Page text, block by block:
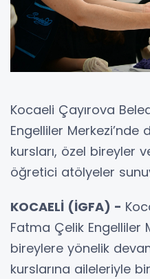
Kocaeli Çayırova
Engelliler Merkezi’nde
kursları, özel bireyler
öğretici atölyeler
KOCAELİ (İGFA) -
Fatma Çelik Engelliler
bireylere yönelik
kurslarına aileleriyle